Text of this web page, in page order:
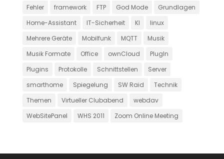
Fehler
framework FTP God Mode
Grundlagen
Home-Assistant
IT-Sicherheit KI
linux
Mehrere Geräte
Mobilfunk MQTT
Musik
Musik Formate
Office ownCloud
PlugIn
Plugins
Protokolle Schnittstellen
Server
smarthome
Spiegelung SW Raid
Technik
Themen
Virtueller Clubabend
webdav
WebSitePanel
WHS 2011 Zoom Online Meeting